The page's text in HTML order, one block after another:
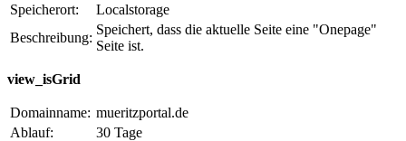
Speicherort:
Localstorage
Beschreibung:
Speichert, dass die aktuelle Seite eine "Onepage"
Seite ist.
view_isGrid
Domainname: mueritzportal.de
Ablauf:
30 Tage